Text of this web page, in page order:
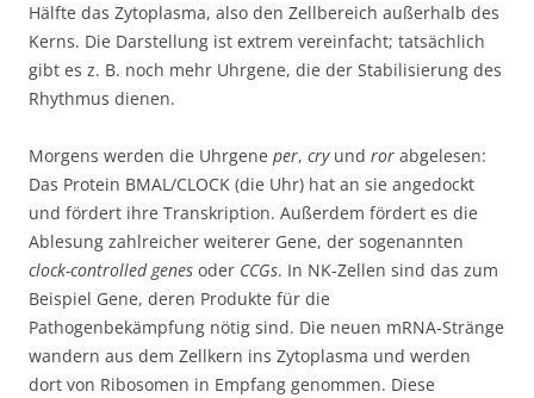
Hälfte das Zytoplasma, also den Zellbereich außerhalb des
Kerns. Die Darstellung ist extrem vereinfacht; tatsächlich
gibt es z. B. noch mehr Uhrgene, die der Stabilisierung des
Rhythmus dienen.
Morgens werden die Uhrgene per, cryund ror abgelesen:
Das Protein BMAL/CLOCK (die Uhr) hat an sie angedockt
und fördert ihre Transkription. Außerdem fördert es die
Ablesung zahlreicher weiterer Gene, der sogenannten
clock-controlled genes oder CCGs. In NK-Zellen sind das zum
Beispiel Gene, deren Produkte für die
Pathogenbekämpfung nötig sind. Die neuen mRNA-Stränge
wandern aus dem Zellkern ins Zytoplasma und werden
dort von Ribosomen in Empfang genommen. Diese